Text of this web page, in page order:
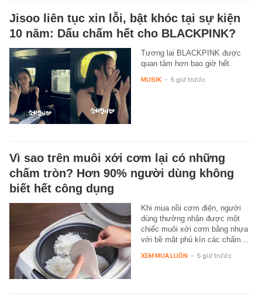
Jisoo liên tục xin lỗi, bật khóc tại sự kiện
10 năm: Dấu chấm hết cho BLACKPINK?
Tương lai BLACKPINK được
quan tâm hơn bao giờ hết.
MUSIK - 5 giờ trước
Vì sao trên muôi xới cơm lại có những
chấm tròn? Hơn 90% người dùng không
biết hết công dụng
Khi mua nồi cơm điện, người
dùng thường nhận được một
chiếc muôi xới cơm bằng nhựa
với bề mặt phủ kín các chấm…
XEM MUA LUÔN - 5 giờ trước